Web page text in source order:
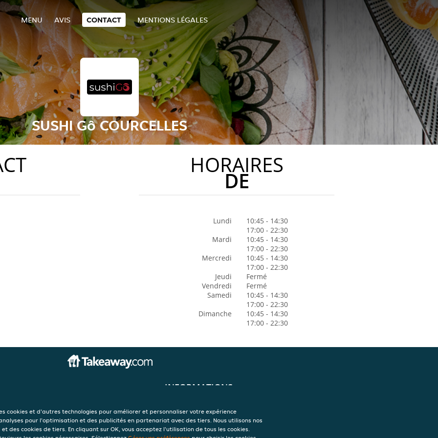
MENU AVIS CONTACT MENTIONS LÉGALES
SUSHI Gô COURCELLES
HORAIRES
DE
Lundi
10:45 - 14:30
17:00 - 22:30
Mardi
10:45 - 14:30
17:00 - 22:30
Mercredi
10:45 - 14:30
17:00 - 22:30
Jeudi
Fermé
Vendredi
Fermé
Samedi
10:45 - 14:30
17:00 - 22:30
Dimanche
10:45 - 14:30
17:00 - 22:30
INFORMATIONS
Déclaration de confidentialité
Politique d'utilisation des cookies
Mentions légales
cookies et d'autres technologies pour améliorer et personnaliser votre expérience
pour l'optimisation et des publicités en partenariat avec des tiers. Nous utilisons nos
des cookies de tiers. En cliquant sur OK, vous acceptez l'utilisation de tous les cookies.